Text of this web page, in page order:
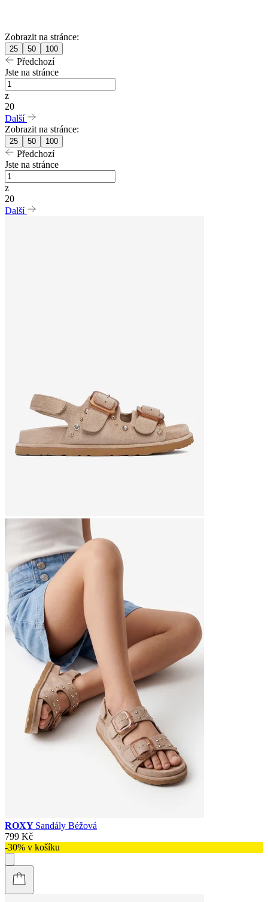
Zobrazit na stránce:
25 50 100
Předchozí
Jste na stránce
z
20
Další
Zobrazit na stránce:
25 50 100
Předchozí
Jste na stránce
z
20
Další
ROXY Sandály Béžová
799 Kč
-30% v košíku